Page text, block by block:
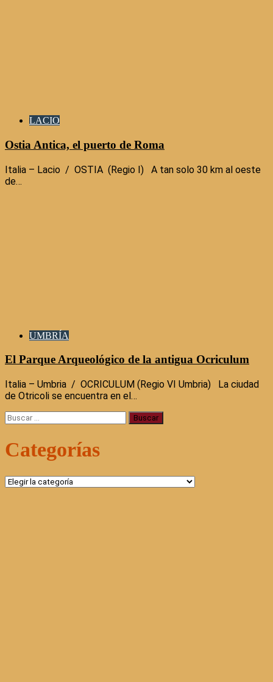
LACIO
Ostia Antica, el puerto de Roma
Italia – Lacio / OSTIA (Regio I) A tan solo 30 km al oeste
de…
UMBRÍA
El Parque Arqueológico de la antigua Ocriculum
Italia – Umbria / OCRICULUM (Regio VI Umbria) La ciudad
de Otricoli se encuentra en el…
Buscar:
Categorías
Categorías